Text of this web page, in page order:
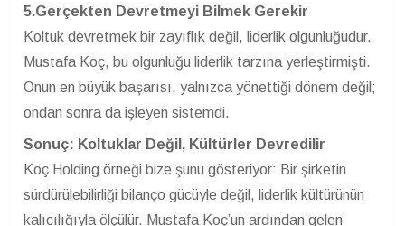
5.Gerçekten Devretmeyi Bilmek Gerekir
Koltuk devretmek bir zayıflık değil, liderlik olgunluğudur.
Mustafa Koç, bu olgunluğu liderlik tarzına yerleştirmişti.
Onun en büyük başarısı, yalnızca yönettiği dönem değil;
ondan sonra da işleyen sistemdi.
Sonuç: Koltuklar Değil, Kültürler Devredilir
Koç Holding örneği bize şunu gösteriyor: Bir şirketin
sürdürülebilirliği bilanço gücüyle değil, liderlik kültürünün
kalıcılığıyla ölçülür. Mustafa Koç’un ardından gelen